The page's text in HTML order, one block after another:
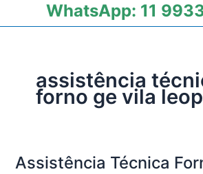
WhatsApp: 11
assistência
forno ge vila
Assistência Técnica